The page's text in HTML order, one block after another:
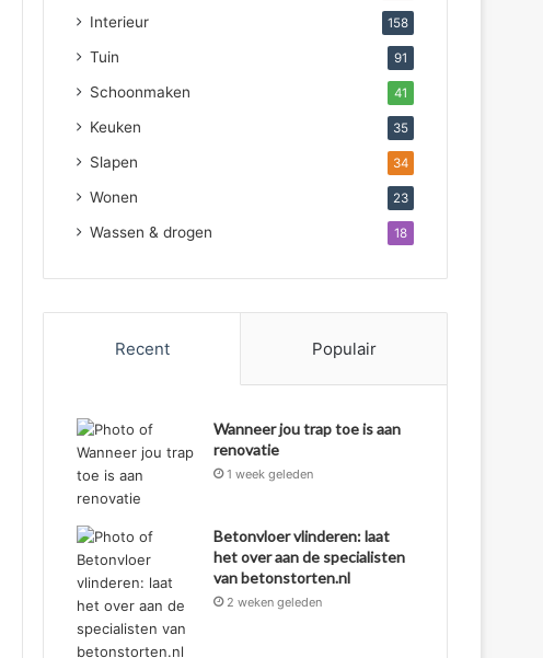
Interieur 158
Tuin 91
Schoonmaken 41
Keuken 35
Slapen 34
Wonen 23
Wassen & drogen 18
Recent Populair
Wanneer jou trap toe is aan
renovatie
1 week geleden
Betonvloer vlinderen: laat
het over aan de specialisten
van betonstorten.nl
2 weken geleden